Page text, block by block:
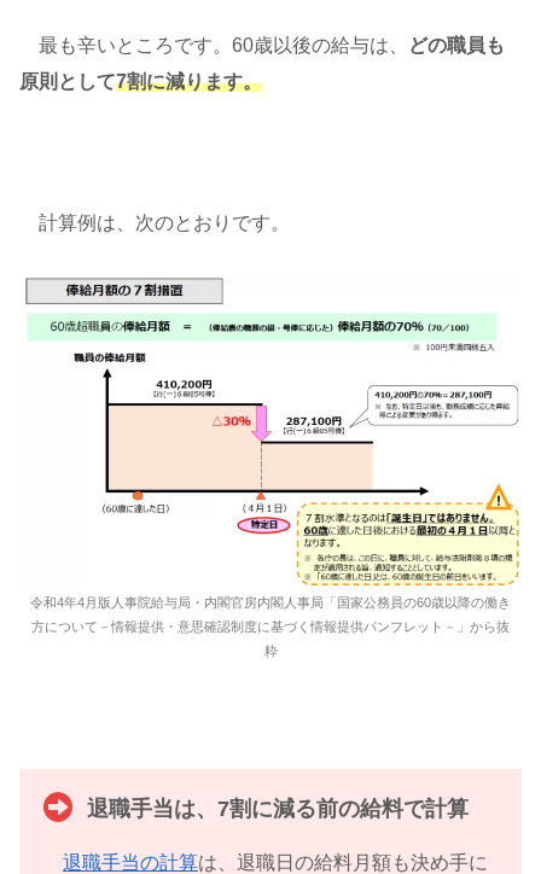
最も辛いところです。60歳以後の給与は、
どの職員も
原則として7割に減ります。
計算例は、次のとおりです。
令和4年4月版人事院給与局・内閣官房内閣人事局「国家公務員の60歳以降の働き
方について－情報提供・意思確認制度に基づく情報提供パンフレット－」から抜
粋
退職手当は、7割に減る前の給料で計算
退職手当の計算は、退職日の給料月額も決め手に